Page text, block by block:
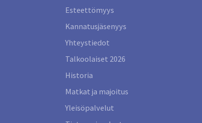
Esteettömyys
Kannatusjäsenyys
Yhteystiedot
Talkoolaiset 2026
Historia
Matkat ja majoitus
Yleisöpalvelut